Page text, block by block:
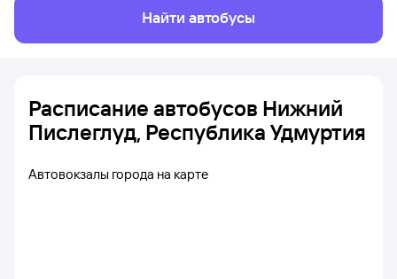
Найти автобусы
Расписание автобусов Нижний
Пислеглуд, Республика Удмуртия
Автовокзалы города на карте